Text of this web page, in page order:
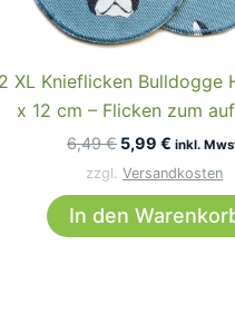
2 XL Knieflicken Bulldogge
x 12 cm – Flicken zum
6,49€
war:
5,99 €
ist:
inkl.
zzgl. Versandkosten
In den